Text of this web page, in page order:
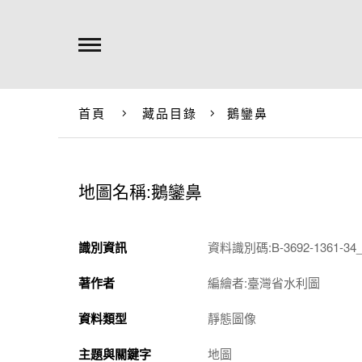
首頁 藏品目錄 鵝鑾鼻
地圖名稱:鵝鑾鼻
識別資訊 資料識別碼:B-3692-1361-
著作者 編繪者:臺灣省水利圖
資料類型 靜態圖像
主題與關鍵字 地圖